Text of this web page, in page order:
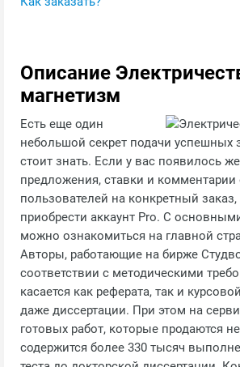
Описание
магнетизм
Есть еще один
небольшой секрет подачи успешных
стоит знать. Если у вас появилось
предложения, ставки и комментарии
пользователей на конкретный заказ,
приобрести аккаунт Pro. С
можно ознакомиться на главной
Авторы, работающие на бирже
соответствии с методическими
касается как реферата, так и
даже диссертации. При этом на
готовых работ, которые продаются
содержится более 330 тысяч